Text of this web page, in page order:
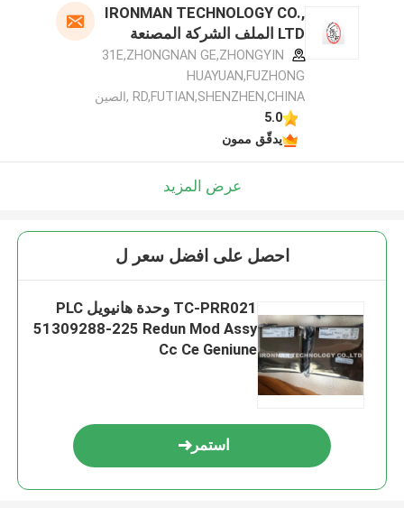
IRONMAN TECHNOLOGY CO.,
LTD الملف الشركة المصنعة
31E,ZHONGNAN GE,ZHONGYIN
HUAYUAN,FUZHONG
RD,FUTIAN,SHENZHEN,CHINA ,الصين
5.0
يدقّق ممون
عرض المزيد
احصل على افضل سعر ل
TC-PRR021 وحدة هانيويل PLC
51309288-225 Redun Mod Assy
Cc Ce Geniune
استمر